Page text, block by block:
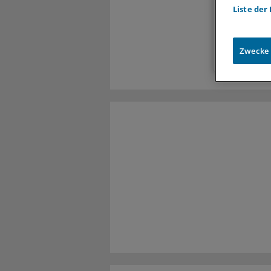
Liste